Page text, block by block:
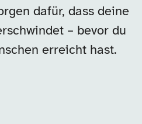
dafür, dass deine
– bevor du
erreicht hast.